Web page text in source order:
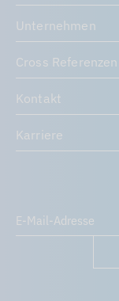
Unternehmen
Cross Referenzen
Kontakt
Karriere